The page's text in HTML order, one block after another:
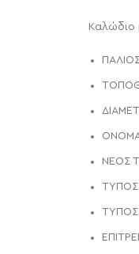
Καλώδιο
ΝΕΟΣ
ΤΥΠΟΣ